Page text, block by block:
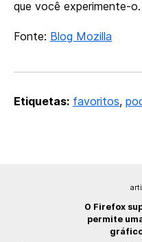
que você experimente-o.
Fonte: Blog Mozilla
Etiquetas: favoritos,
O Firefox
permite